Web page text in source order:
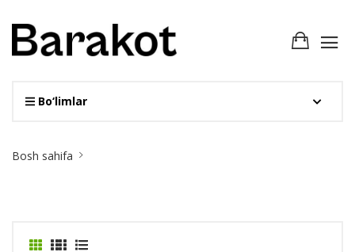
Bo‘limlar
Breadcrumb
Bosh sahifa